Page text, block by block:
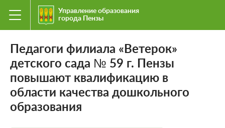
Управление образования
города Пензы
Педагоги филиала «Ветерок»
детского сада № 59 г. Пензы
повышают квалификацию в
области качества дошкольного
образования